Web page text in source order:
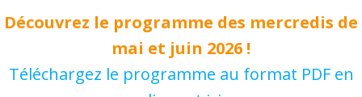
Découvrez le programme des mercredis de
mai et juin 2026 !
Téléchargez le programme au format PDF en